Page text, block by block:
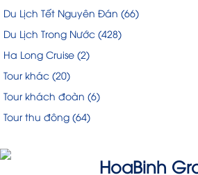
Du Lịch Tết Nguyên Đán (66)
Du Lịch Trong Nước (428)
Ha Long Cruise (2)
Tour khác (20)
Tour khách đoàn (6)
Tour thu đông (64)